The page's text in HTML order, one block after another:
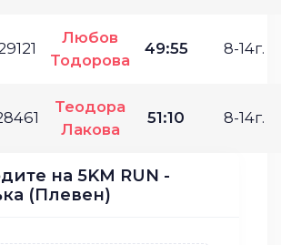
Любов
Тодорова
49:55 8-14г.
Теодора
Лакова
51:10 8-14г.
на 5KM RUN -
(Плевен)